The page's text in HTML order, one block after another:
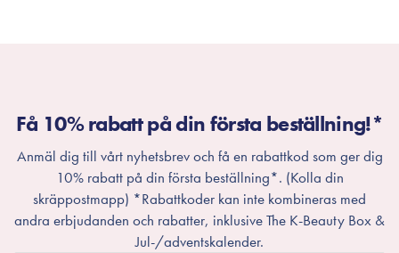
Få 10% rabatt på din första beställning!*
Anmäl dig till vårt nyhetsbrev och få en rabattkod som ger dig
10% rabatt på din första beställning*. (Kolla din
skräppostmapp) *Rabattkoder kan inte kombineras med
andra erbjudanden och rabatter, inklusive The K-Beauty Box &
Jul-/adventskalender.